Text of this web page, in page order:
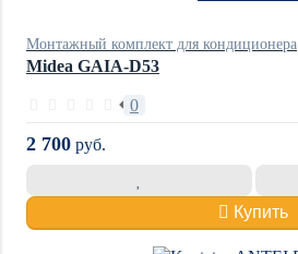
Монтажный комплект для кондиционера
Midea GAIA-D53
0
2 700 руб.
Купить